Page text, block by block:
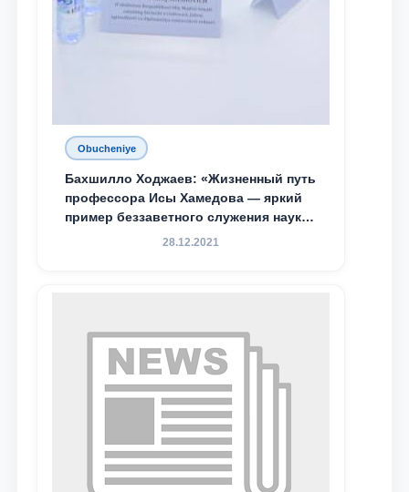
Obucheniye
Бахшилло Ходжаев: «Жизненный путь
профессора Исы Хамедова — яркий
пример беззаветного служения науке,
Родине и воспитанию молодого
28.12.2021